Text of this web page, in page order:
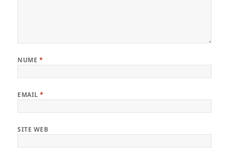
NUME *
EMAIL*
SITE WEB